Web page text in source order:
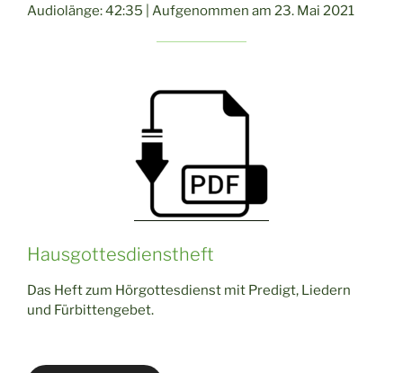
TEILEN
Audiolänge: 42:35
Aufgenommen am 23. Mai 2021
Hausgottesdienstheft
Das Heft zum Hörgottesdienst mit Predigt, Liedern
und Fürbittengebet.